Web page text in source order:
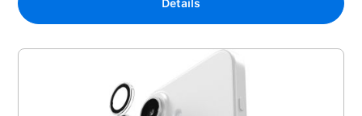
Details